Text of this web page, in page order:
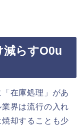
減らすO0u
在庫処理」があ
界は流行の入れ
却することも少